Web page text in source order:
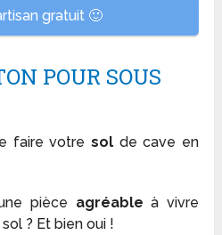
gratuit 🙂
POUR SOUS
faire votre solde cave en
pièce agréable à vivre
? Et bien oui !